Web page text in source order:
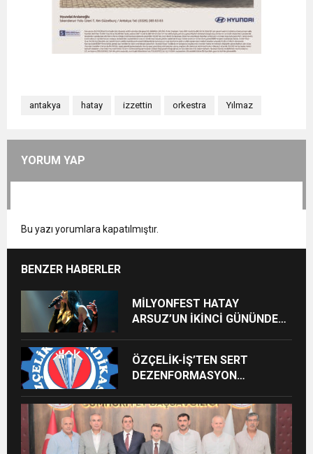
antakya hatay izzettin orkestra Yılmaz
YORUM YAP
Bu yazı yorumlara kapatılmıştır.
BENZER HABERLER
MİLYONFEST HATAY
ARSUZ’UN İKİNCİ GÜNÜNDE
ÖZÇELİK-İŞ’TEN SERT
DEZENFORMASYON
CEZAİ SÜREÇ BAŞLATILDI”